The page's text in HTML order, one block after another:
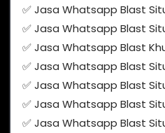
✅ Jasa Whatsapp Blast
✅ Jasa Whatsapp Blast
✅ Jasa Whatsapp Blast
✅ Jasa Whatsapp Blast
✅ Jasa Whatsapp Blast
✅ Jasa Whatsapp Blast
✅ Jasa Whatsapp Blast